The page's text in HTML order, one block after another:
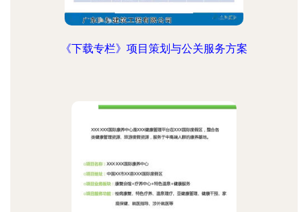
《下载专栏》项目策划与公关服务方案